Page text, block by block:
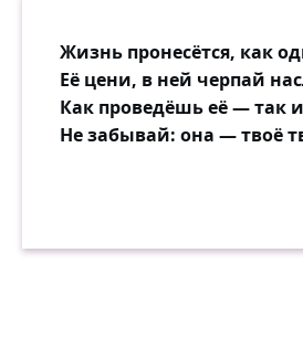
Жизнь пронесётся, как
Её цени, в ней черпай
Как проведёшь её — так
Не забывай: она — твоё